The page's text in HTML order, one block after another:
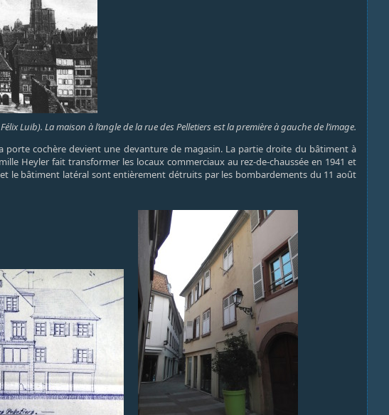
Luib). La maison à l’angle de la rue des Pelletiers est la première à gauche de l’image.
cochère devient une devanture de magasin. La partie droite du bâtiment à
Heyler fait transformer les locaux commerciaux au rez-de-chaussée en 1941 et
le bâtiment latéral sont entièrement détruits par les bombardements du 11 août